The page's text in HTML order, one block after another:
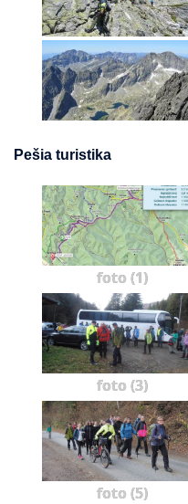
Pešia turistika
foto (1)
foto (3)
foto (5)